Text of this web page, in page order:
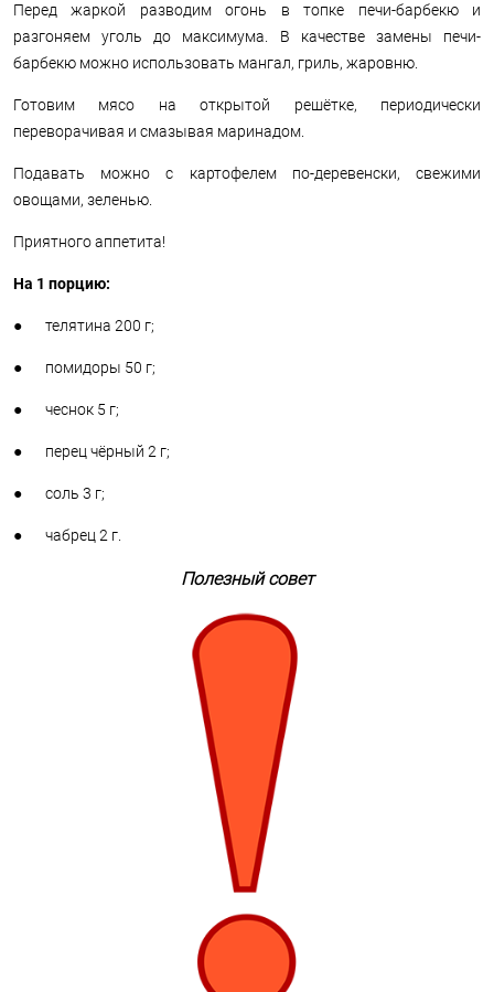
Перед жаркой разводим огонь в топке печи-барбекю и
разгоняем уголь до максимума. В качестве замены печи-
барбекю можно использовать мангал, гриль, жаровню.
Готовим мясо на открытой решётке, периодически
переворачивая и смазывая маринадом.
Подавать можно с картофелем по-деревенски, свежими
овощами, зеленью.
Приятного аппетита!
На 1 порцию:
● телятина 200 г;
● помидоры 50 г;
● чеснок 5 г;
● перец чёрный 2 г;
● соль 3 г;
● чабрец 2 г.
Полезный совет